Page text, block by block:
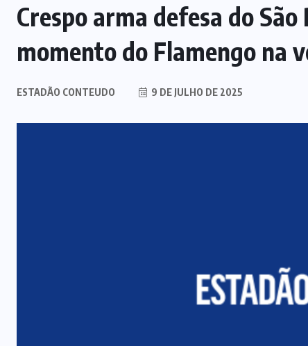
Crespo arma defesa do
momento do Flamengo na
ESTADÃO CONTEUDO 9 DE JULHO DE 2025